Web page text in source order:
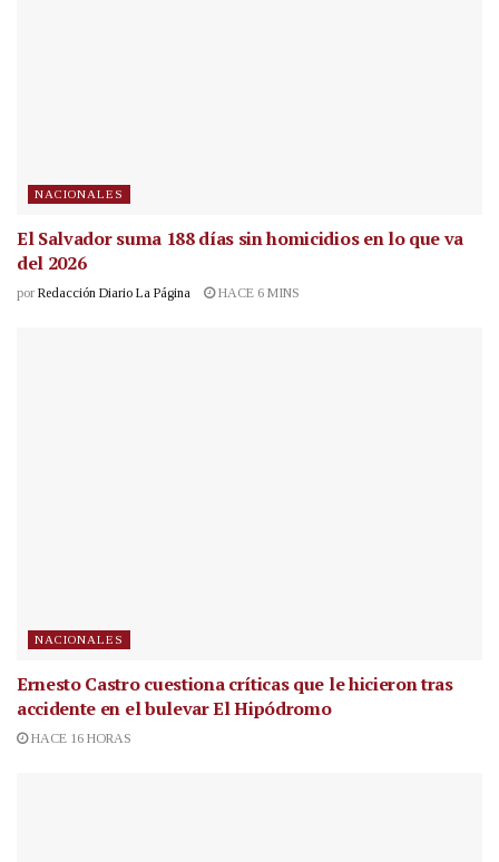
NACIONALES
El Salvador suma 188 días sin homicidios en lo que va
del 2026
por Redacción Diario La Página HACE 6 MINS
NACIONALES
Ernesto Castro cuestiona críticas que le hicieron tras
accidente en el bulevar El Hipódromo
HACE 16 HORAS